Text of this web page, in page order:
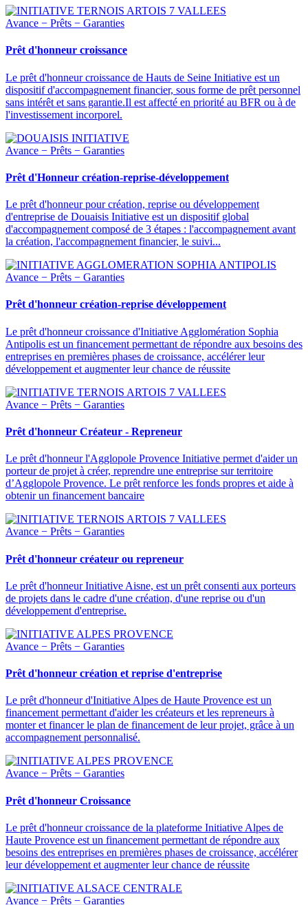
Avance − Prêts − Garanties
Prêt d'honneur croissance
Le prêt d'honneur croissance de Hauts de Seine Initiative est un
dispositif d'accompagnement financier, sous forme de prêt personnel
sans intérêt et sans garantie.Il est affecté en priorité au BFR ou à de
l'investissement incorporel.
Avance − Prêts − Garanties
Prêt d'Honneur création-reprise-développement
Le prêt d'honneur pour création, reprise ou développement
d'entreprise de Douaisis Initiative est un dispositif global
d'accompagnement composé de 3 étapes : l'accompagnement avant
la création, l'accompagnement financier, le suivi...
Avance − Prêts − Garanties
Prêt d'honneur création-reprise développement
Le prêt d'honneur croissance d'Initiative Agglomération Sophia
Antipolis est un financement permettant de répondre aux besoins des
entreprises en premières phases de croissance, accélérer leur
développement et augmenter leur chance de réussite
Avance − Prêts − Garanties
Prêt d'honneur Créateur - Repreneur
Le prêt d'honneur l'Agglopole Provence Initiative permet d'aider un
porteur de projet à créer, reprendre une entreprise sur territoire
d’Agglopole Provence. Le prêt renforce les fonds propres et aide à
obtenir un financement bancaire
Avance − Prêts − Garanties
Prêt d'honneur créateur ou repreneur
Le prêt d'honneur Initiative Aisne, est un prêt consenti aux porteurs
de projets dans le cadre d'une création, d'une reprise ou d'un
développement d'entreprise.
Avance − Prêts − Garanties
Prêt d'honneur création et reprise d'entreprise
Le prêt d'honneur d'Initiative Alpes de Haute Provence est un
financement permettant d'aider les créateurs et les repreneurs à
monter et financer le plan de financement de leur projet, grâce à un
accompagnement personnalisé.
Avance − Prêts − Garanties
Prêt d'honneur Croissance
Le prêt d'honneur croissance de la plateforme Initiative Alpes de
Haute Provence est un financement permettant de répondre aux
besoins des entreprises en premières phases de croissance, accélérer
leur développement et augmenter leur chance de réussite
Avance − Prêts − Garanties